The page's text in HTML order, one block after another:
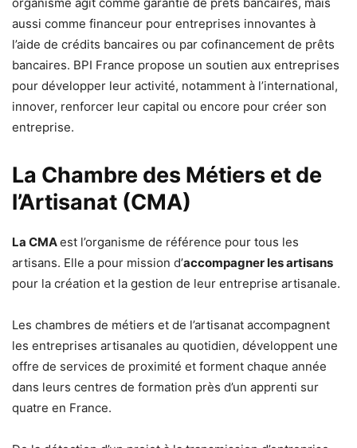
aussi comme financeur pour entreprises innovantes à
l’aide de crédits bancaires ou par cofinancement de prêts
bancaires. BPI France propose un soutien aux entreprises
pour développer leur activité, notamment à l’international,
innover, renforcer leur capital ou encore pour créer son
entreprise.
La Chambre des Métiers et de
l’Artisanat (CMA)
La CMAest l’organisme de référence pour tous les
artisans. Elle a pour mission d’accompagner les artisans
pour la création et la gestion de leur entreprise artisanale.
Les chambres de métiers et de l’artisanat accompagnent
les entreprises artisanales au quotidien, développent une
offre de services de proximité et forment chaque année
dans leurs centres de formation près d’un apprenti sur
quatre en France.